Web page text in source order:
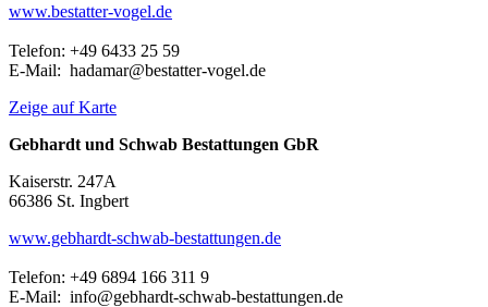
www.bestatter-vogel.de
Telefon: +49 6433 25 59
E-Mail: hadamar@bestatter-vogel.de
Zeige auf Karte
Gebhardt und Schwab Bestattungen GbR
Kaiserstr. 247A
66386 St. Ingbert
www.gebhardt-schwab-bestattungen.de
Telefon: +49 6894 166 311 9
E-Mail: info@gebhardt-schwab-bestattungen.de